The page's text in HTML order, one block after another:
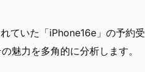
ていた「iPhone16e」の予約受
魅力を多角的に分析します。